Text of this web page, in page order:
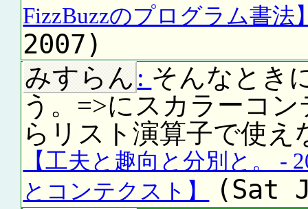
FizzBuzzのプログラム書法
2007)
みすらん : そんなとき
う。=>にスカラーコ
らリスト演算子で使
【工夫と趣向と分別と。 -
とコンテクスト】
(Sat